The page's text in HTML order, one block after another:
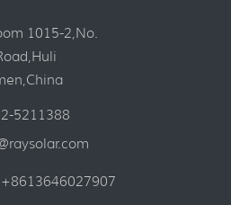
1015-2,No.
5211388
+8613646027907